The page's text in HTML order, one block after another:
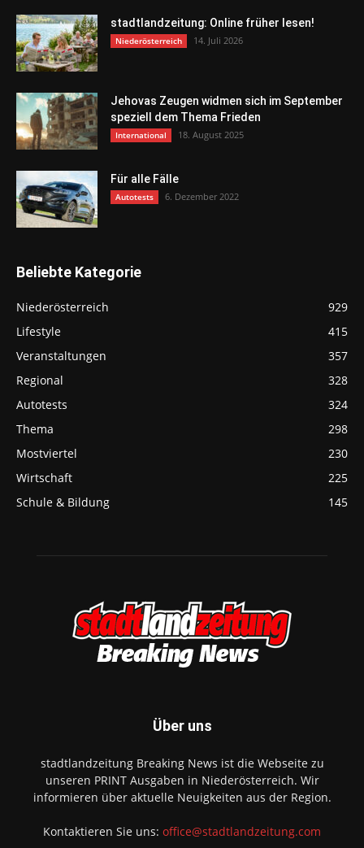
stadtlandzeitung: Online früher lesen!
Niederösterreich 14. Juli 2026
Jehovas Zeugen widmen sich im September
speziell dem Thema Frieden
International 18. August 2025
Für alle Fälle
Autotests 6. Dezember 2022
Beliebte Kategorie
Niederösterreich
929
Lifestyle
415
Veranstaltungen
357
Regional
328
Autotests
324
Thema
298
Mostviertel
230
Wirtschaft
225
Schule & Bildung
145
Über uns
stadtlandzeitung Breaking News ist die Webseite zu
unseren PRINT Ausgaben in Niederösterreich. Wir
informieren über aktuelle Neuigkeiten aus der Region.
Kontaktieren Sie uns: office@stadtlandzeitung.com